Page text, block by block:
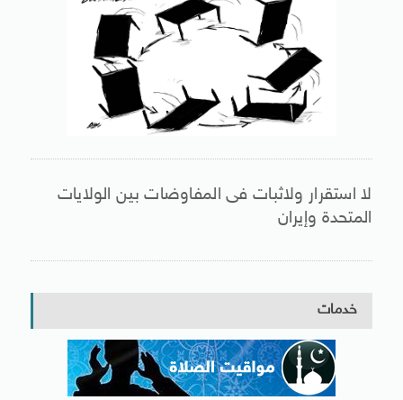
لا استقرار ولاثبات فى المفاوضات بين الولايات
المتحدة وإيران
خدمات